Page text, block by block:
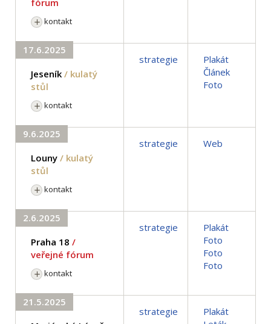
fórum
kontakt
17.6.2025
Jeseník / kulatý
stůl
kontakt
strategie
Plakát
Článek
Foto
9.6.2025
Louny / kulatý
stůl
kontakt
strategie Web
2.6.2025
Praha 18 /
veřejné fórum
kontakt
strategie
Plakát
Foto
Foto
Foto
21.5.2025
strategie
Plakát